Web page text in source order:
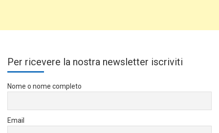
Per ricevere la nostra newsletter iscriviti
Nome o nome completo
Email